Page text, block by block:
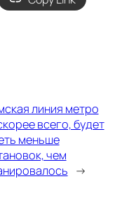
линия метро
всего, будет
меньше
чем
→